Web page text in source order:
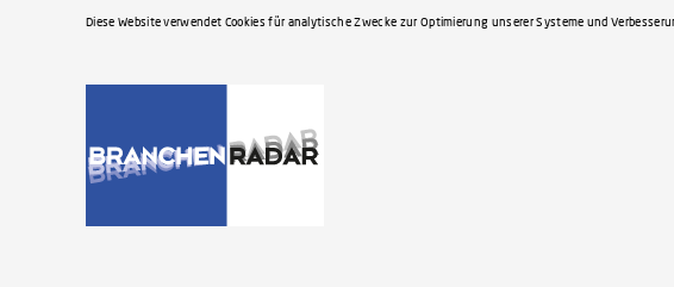
Diese Website verwendet Cookies für analytische Zwecke zur Optimierung unserer Systeme und